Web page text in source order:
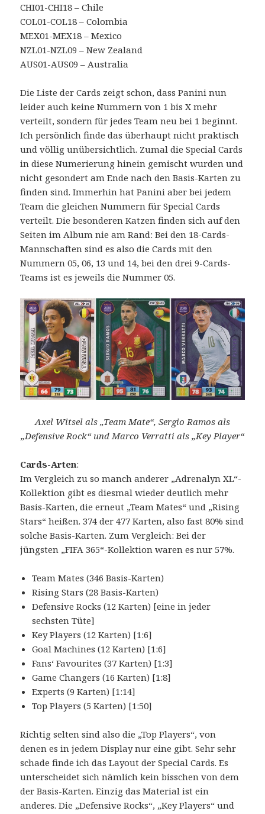
CHI01-CHI18 – Chile
COL01-COL18 – Colombia
MEX01-MEX18 – Mexico
NZL01-NZL09 – New Zealand
AUS01-AUS09 – Australia
Die Liste der Cards zeigt schon, dass Panini nun
leider auch keine Nummern von 1 bis X mehr
verteilt, sondern für jedes Team neu bei 1 beginnt.
Ich persönlich finde das überhaupt nicht praktisch
und völlig unübersichtlich. Zumal die Special Cards
in diese Numerierung hinein gemischt wurden und
nicht gesondert am Ende nach den Basis-Karten zu
finden sind. Immerhin hat Panini aber bei jedem
Team die gleichen Nummern für Special Cards
verteilt. Die besonderen Katzen finden sich auf den
Seiten im Album nie am Rand: Bei den 18-Cards-
Mannschaften sind es also die Cards mit den
Nummern 05, 06, 13 und 14, bei den drei 9-Cards-
Teams ist es jeweils die Nummer 05.
Axel Witsel als „Team Mate“, Sergio Ramos als
„Defensive Rock“ und Marco Verratti als „Key Player“
Cards-Arten:
Im Vergleich zu so manch anderer „Adrenalyn XL“-
Kollektion gibt es diesmal wieder deutlich mehr
Basis-Karten, die erneut „Team Mates“ und „Rising
Stars“ heißen. 374 der 477 Karten, also fast 80% sind
solche Basis-Karten. Zum Vergleich: Bei der
jüngsten „FIFA 365“-Kollektion waren es nur 57%.
Team Mates (346 Basis-Karten)
Rising Stars (28 Basis-Karten)
Defensive Rocks (12 Karten) [eine in jeder
sechsten Tüte]
Key Players (12 Karten) [1:6]
Goal Machines (12 Karten) [1:6]
Fans‘ Favourites (37 Karten) [1:3]
Game Changers (16 Karten) [1:8]
Experts (9 Karten) [1:14]
Top Players (5 Karten) [1:50]
Richtig selten sind also die „Top Players“, von
denen es in jedem Display nur eine gibt. Sehr sehr
schade finde ich das Layout der Special Cards. Es
unterscheidet sich nämlich kein bisschen von dem
der Basis-Karten. Einzig das Material ist ein
anderes. Die „Defensive Rocks“, „Key Players“ und